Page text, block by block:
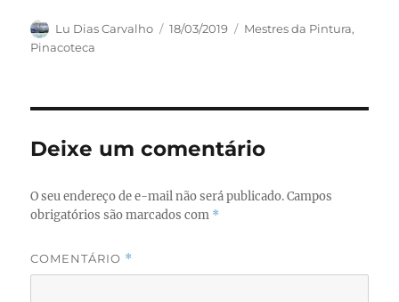
c
e
o
o
st
o
n
ai a
Autor
Lu Dias Carvalho
Publicado
18/03/2019 Categorias
Mestres da Pintura,
Pinacoteca
Deixe um comentário
O seu endereço de e-mail não será publicado. Campos
obrigatórios são marcados com *
COMENTÁRIO *